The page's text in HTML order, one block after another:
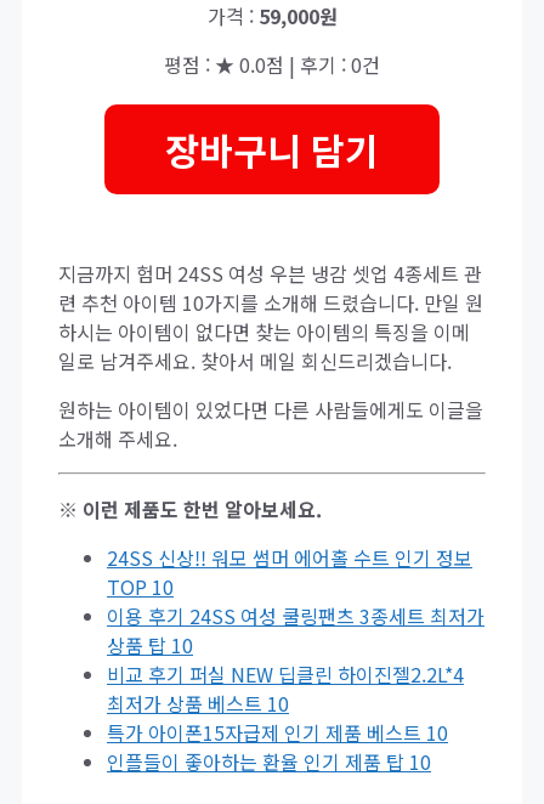
가격 : 59,000원
평점 : ★ 0.0점 | 후기 : 0건
장바구니 담기
지금까지 험머 24SS 여성 우븐 냉감 셋업 4종세트 관
련 추천 아이템 10가지를 소개해 드렸습니다. 만일 원
하시는 아이템이 없다면 찾는 아이템의 특징을 이메
일로 남겨주세요. 찾아서 메일 회신드리겠습니다.
원하는 아이템이 있었다면 다른 사람들에게도 이글을
소개해 주세요.
※ 이런 제품도 한번 알아보세요.
24SS 신상!! 워모 썸머 에어홀 수트 인기 정보
TOP 10
이용 후기 24SS 여성 쿨링팬츠 3종세트 최저가
상품 탑 10
비교 후기 퍼실 NEW 딥클린 하이진젤2.2L*4
최저가 상품 베스트 10
특가 아이폰15자급제 인기 제품 베스트 10
인플들이 좋아하는 환율 인기 제품 탑 10